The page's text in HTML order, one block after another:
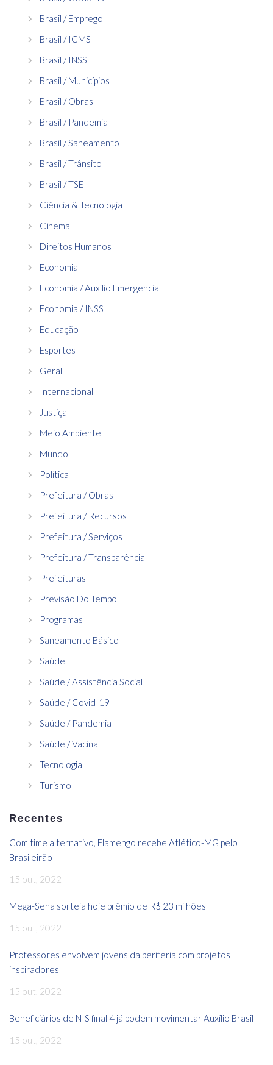
Brasil / Emprego
Brasil / ICMS
Brasil / INSS
Brasil / Municípios
Brasil / Obras
Brasil / Pandemia
Brasil / Saneamento
Brasil / Trânsito
Brasil / TSE
Ciência & Tecnologia
Cinema
Direitos Humanos
Economia
Economia / Auxílio Emergencial
Economia / INSS
Educação
Esportes
Geral
Internacional
Justiça
Meio Ambiente
Mundo
Política
Prefeitura / Obras
Prefeitura / Recursos
Prefeitura / Serviços
Prefeitura / Transparência
Prefeituras
Previsão Do Tempo
Programas
Saneamento Básico
Saúde
Saúde / Assistência Social
Saúde / Covid-19
Saúde / Pandemia
Saúde / Vacina
Tecnologia
Turismo
Recentes
Com time alternativo, Flamengo recebe Atlético-MG pelo
Brasileirão
15 out, 2022
Mega-Sena sorteia hoje prêmio de R$ 23 milhões
15 out, 2022
Professores envolvem jovens da periferia com projetos
inspiradores
15 out, 2022
Beneficiários de NIS final 4 já podem movimentar Auxílio Brasil
15 out, 2022